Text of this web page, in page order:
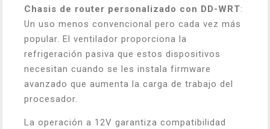
Chasis de router personalizado con DD-WRT:
Un uso menos convencional pero cada vez más
popular. El ventilador proporciona la
refrigeración pasiva que estos dispositivos
necesitan cuando se les instala firmware
avanzado que aumenta la carga de trabajo del
procesador.
La operación a 12V garantiza compatibilidad